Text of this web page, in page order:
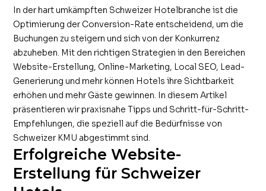
In der hart umkämpften Schweizer Hotelbranche ist die
Optimierung der Conversion-Rate entscheidend, um die
Buchungen zu steigern und sich von der Konkurrenz
abzuheben. Mit den richtigen Strategien in den Bereichen
Website-Erstellung, Online-Marketing, Local SEO, Lead-
Generierung und mehr können Hotels ihre Sichtbarkeit
erhöhen und mehr Gäste gewinnen. In diesem Artikel
präsentieren wir praxisnahe Tipps und Schritt-für-Schritt-
Empfehlungen, die speziell auf die Bedürfnisse von
Schweizer KMU abgestimmt sind.
Erfolgreiche Website-
Erstellung für Schweizer